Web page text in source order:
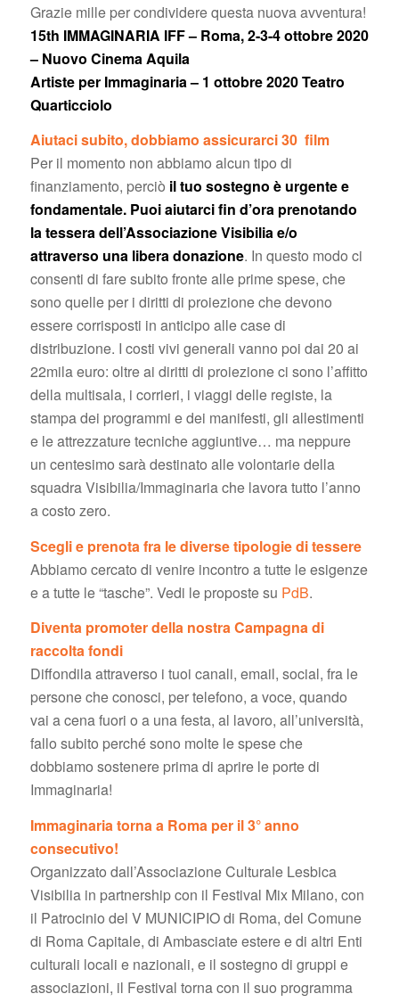
Grazie mille per condividere questa nuova avventura!
15th IMMAGINARIA IFF – Roma, 2-3-4 ottobre 2020
– Nuovo Cinema Aquila
Artiste per Immaginaria – 1 ottobre 2020 Teatro
Quarticciolo
Aiutaci subito, dobbiamo assicurarci 30 film
Per il momento non abbiamo alcun tipo di
finanziamento, perciò il tuo sostegno è urgente e
fondamentale. Puoi aiutarci fin d’ora prenotando
la tessera dell’Associazione Visibilia e/o
attraverso una libera donazione. In questo modo ci
consenti di fare subito fronte alle prime spese, che
sono quelle per i diritti di proiezione che devono
essere corrisposti in anticipo alle case di
distribuzione. I costi vivi generali vanno poi dai 20 ai
22mila euro: oltre ai diritti di proiezione ci sono l’affitto
della multisala, i corrieri, i viaggi delle registe, la
stampa dei programmi e dei manifesti, gli allestimenti
e le attrezzature tecniche aggiuntive… ma neppure
un centesimo sarà destinato alle volontarie della
squadra Visibilia/Immaginaria che lavora tutto l’anno
a costo zero.
Scegli e prenota fra le diverse tipologie di tessere
Abbiamo cercato di venire incontro a tutte le esigenze
e a tutte le “tasche”. Vedi le proposte su PdB.
Diventa promoter della nostra Campagna di
raccolta fondi
Diffondila attraverso i tuoi canali, email, social, fra le
persone che conosci, per telefono, a voce, quando
vai a cena fuori o a una festa, al lavoro, all’università,
fallo subito perché sono molte le spese che
dobbiamo sostenere prima di aprire le porte di
Immaginaria!
Immaginaria torna a Roma per il 3° anno
consecutivo!
Organizzato dall’Associazione Culturale Lesbica
Visibilia in partnership con il Festival Mix Milano, con
il Patrocinio del V MUNICIPIO di Roma, del Comune
di Roma Capitale, di Ambasciate estere e di altri Enti
culturali locali e nazionali, e il sostegno di gruppi e
associazioni, il Festival torna con il suo programma